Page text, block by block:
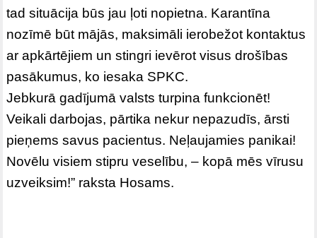
tad situācija būs jau ļoti nopietna. Karantīna
nozīmē būt mājās, maksimāli ierobežot kontaktus
ar apkārtējiem un stingri ievērot visus drošības
pasākumus, ko iesaka SPKC.
Jebkurā gadījumā valsts turpina funkcionēt!
Veikali darbojas, pārtika nekur nepazudīs, ārsti
pieņems savus pacientus. Neļaujamies panikai!
Novēlu visiem stipru veselību, – kopā mēs vīrusu
uzveiksim!” raksta Hosams.